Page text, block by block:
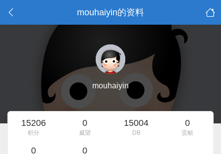
mouhaiyin的资料
mouhaiyin
15206
积分
0
威望
15004
DB
0
贡献
0 0